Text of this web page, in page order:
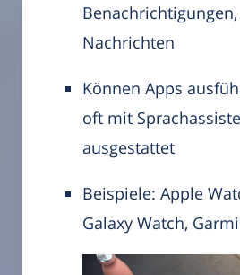
Nachrichten
Können Apps
oft mit
ausgestattet
Beispiele: Apple
Galaxy Watch,